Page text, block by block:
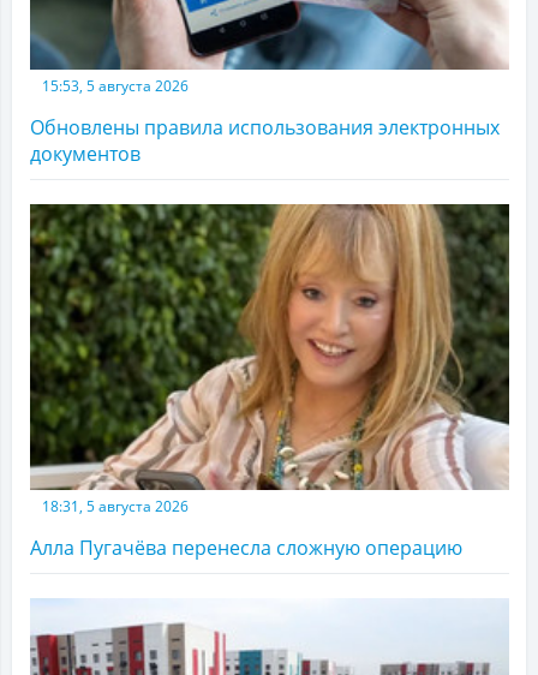
15:53, 5 августа 2026
Обновлены правила использования электронных
документов
18:31, 5 августа 2026
Алла Пугачёва перенесла сложную операцию